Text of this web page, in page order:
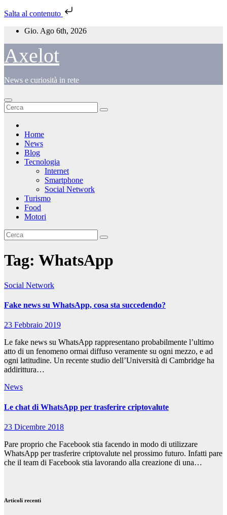
Salta al contenuto
Salta
contenuto
Gio. Ago 6th, 2026
Axelot
News e curiosità in rete
Home
News
Blog
Tecnologia
Internet
Smartphone
Social Network
Turismo
Food
Motori
Tag: WhatsApp
Social Network
Fake news su WhatsApp, cosa sta succedendo?
23 Febbraio 2019
Le fake news su WhatsApp rappresentano probabilmente l’ultimo
atto di un fenomeno ormai diffuso veramente su ogni mezzo, e ad
ogni latitudine. Un recente studio dell’Università di Cambridge ha
addirittura…
News
Le chat di WhatsApp per trasferire criptovalute
23 Dicembre 2018
Pare proprio che Facebook stia facendo in modo di utilizzare
WhatsApp per trasferire criptovalute nel prossimo futuro. Infatti pare
che il team di Facebook stia lavorando alla creazione di una…
Articoli recenti